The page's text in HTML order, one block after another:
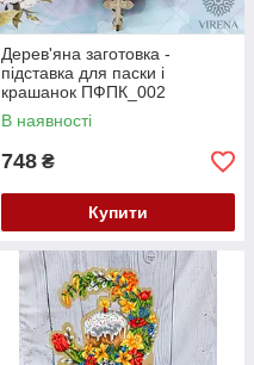
Дерев'яна заготовка -
підставка для паски і
крашанок ПФПК_002
В наявності
748 ₴
Купити